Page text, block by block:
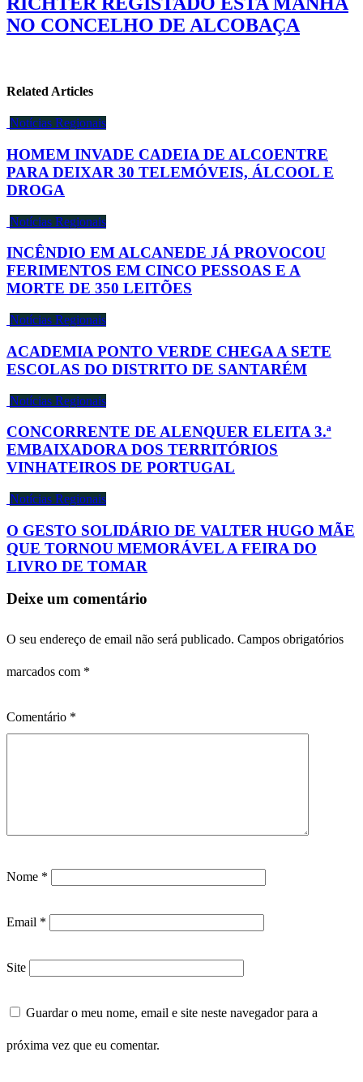
NO CONCELHO DE ALCOBAÇA
Related Articles
Notícias Regionais
HOMEM INVADE CADEIA DE ALCOENTRE
PARA DEIXAR 30 TELEMÓVEIS, ÁLCOOL E
DROGA
Notícias Regionais
INCÊNDIO EM ALCANEDE JÁ PROVOCOU
FERIMENTOS EM CINCO PESSOAS E A
MORTE DE 350 LEITÕES
Notícias Regionais
ACADEMIA PONTO VERDE CHEGA A SETE
ESCOLAS DO DISTRITO DE SANTARÉM
Notícias Regionais
CONCORRENTE DE ALENQUER ELEITA 3.ª
EMBAIXADORA DOS TERRITÓRIOS
VINHATEIROS DE PORTUGAL
Notícias Regionais
O GESTO SOLIDÁRIO DE VALTER HUGO MÃE
QUE TORNOU MEMORÁVEL A FEIRA DO
LIVRO DE TOMAR
Deixe um comentário
O seu endereço de email não será publicado. Campos obrigatórios
marcados com *
Comentário *
Nome *
Email *
Site
Guardar o meu nome, email e site neste navegador para a
próxima vez que eu comentar.